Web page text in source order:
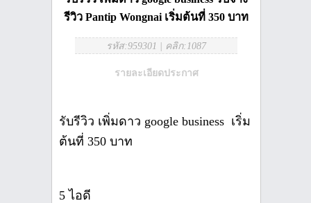
รีวิว Pantip Wongnai เริ่มต้นที่ 350 บาท
รหัส:959301 คลิก:1087
รายละเอียดประกาศ
รับรีวิว เพิ่มดาว google business เริ่ม
ต้นที่ 350 บาท
5 ไอดี